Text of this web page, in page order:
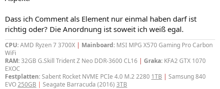
Dass ich Comment als Element nur einmal haben darf ist
richtig oder? Die Anordnung ist soweit ich weiß egal.
CPU: AMD Ryzen 7 3700X | Mainboard: MSI MPG X570 Gaming Pro Carbon
WiFi
RAM: 32GB G.Skill Trident Z Neo DDR-3600 CL16 | Graka: KFA2 GTX 1070
EXOC
Festplatten: Sabent Rocket NVME PCIe 4.0 M.2 2280 1TB | Samsung 840
EVO250GB | Seagate Barracuda (2016) 3TB